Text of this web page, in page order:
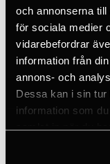
och annonserna
för sociala medier
vidarebefordrar
information från
annons- och
Dessa kan i sin tur
information som
samlat in när du
Krita
Rep